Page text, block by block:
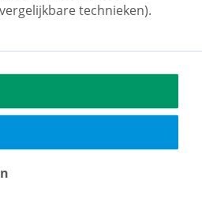
technieken).